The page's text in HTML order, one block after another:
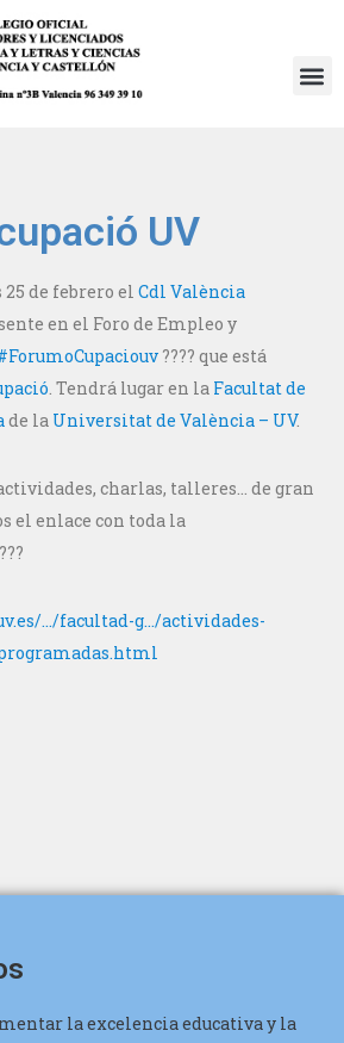
UV
de febrero el Cdl València
en el Foro de Empleo y
ForumoCupaciouv ???? que está
. Tendrá lugar en la Facultat de
de la Universitat de València – UV.
charlas, talleres… de gran
el enlace con toda la
…/facultad-g…/actividades-
la excelencia educativa y la